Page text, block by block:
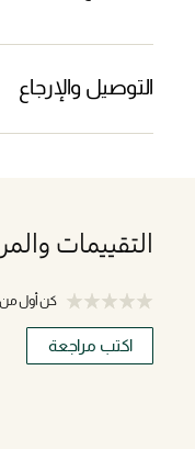
التوصيل والإرجاع
التقييمات
كن أول من
اكتب مراجعة